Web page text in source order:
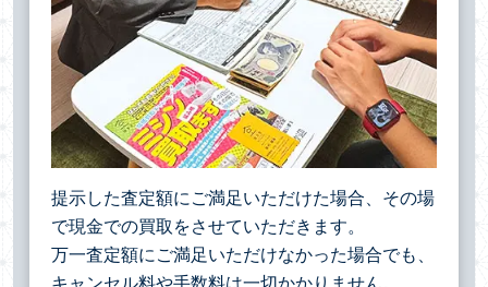
提示した査定額にご満足いただけた場合、その場
で現金での買取をさせていただきます。
万一査定額にご満足いただけなかった場合でも、
キャンセル料や手数料は一切かかりません。